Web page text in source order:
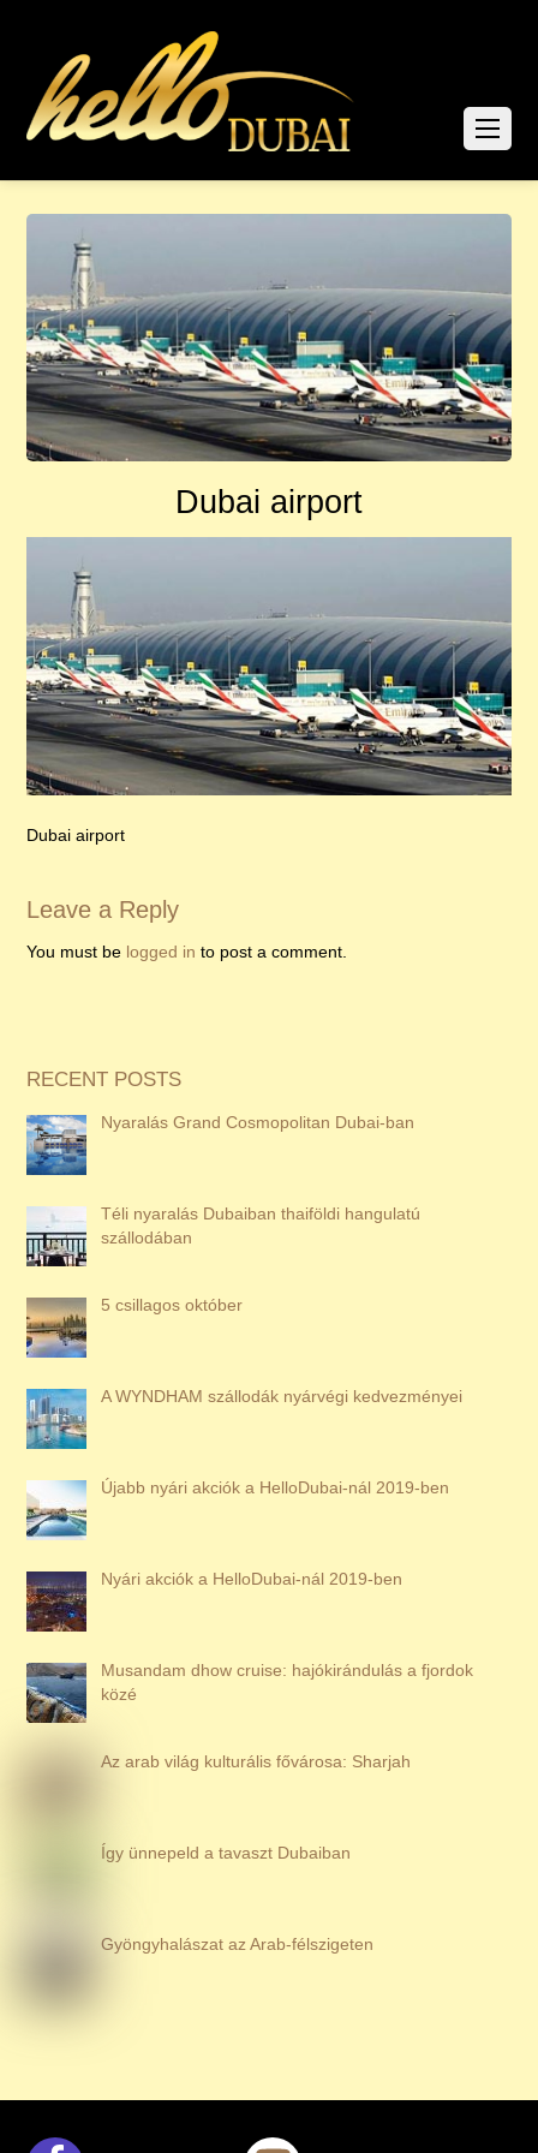
Dubai airport
Dubai airport
Leave a Reply
You must be logged in to post a comment.
RECENT POSTS
Nyaralás Grand Cosmopolitan Dubai-ban
Téli nyaralás Dubaiban thaiföldi hangulatú
szállodában
5 csillagos október
A WYNDHAM szállodák nyárvégi kedvezményei
Újabb nyári akciók a HelloDubai-nál 2019-ben
Nyári akciók a HelloDubai-nál 2019-ben
Musandam dhow cruise: hajókirándulás a fjordok
közé
Az arab világ kulturális fővárosa: Sharjah
Így ünnepeld a tavaszt Dubaiban
Gyöngyhalászat az Arab-félszigeten